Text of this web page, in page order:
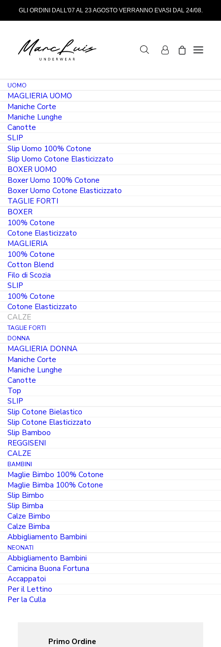
GLI ORDINI DALL'07 AL 23 AGOSTO VERRANNO EVASI DAL 24/08.
UOMO
MAGLIERIA UOMO
Maniche Corte
Maniche Lunghe
Canotte
SLIP
Slip Uomo 100% Cotone
Slip Uomo Cotone Elasticizzato
BOXER UOMO
Boxer Uomo 100% Cotone
Boxer Uomo Cotone Elasticizzato
TAGLIE FORTI
BOXER
100% Cotone
Cotone Elasticizzato
MAGLIERIA
100% Cotone
Cotton Blend
Filo di Scozia
SLIP
100% Cotone
Cotone Elasticizzato
CALZE
TAGLIE FORTI
DONNA
MAGLIERIA DONNA
Maniche Corte
Maniche Lunghe
Canotte
Top
SLIP
Slip Cotone Bielastico
Slip Cotone Elasticizzato
Slip Bamboo
REGGISENI
CALZE
BAMBINI
Maglie Bimbo 100% Cotone
Maglie Bimba 100% Cotone
Slip Bimbo
Slip Bimba
Calze Bimbo
Calze Bimba
Abbigliamento Bambini
NEONATI
Abbigliamento Bambini
Camicina Buona Fortuna
Accappatoi
Per il Lettino
Per la Culla
3 PAIA
PRODOTTO IN ITALIA
3 paia pedalini uomo 100% cotone
filoscozia bianco nero e blu
CAUO022U
7.70€
6.54€
IL
PREZZO
ATTUALE
È:
6.54 €.
Colore
Taglia
35-38
3
Paia
Pedalini
Uomo
100%
Cotone
Filoscozia
Bianco
Nero
e
Blu
quantità
DESCRIZIONE
COMPOSIZIONE
Primo Ordine